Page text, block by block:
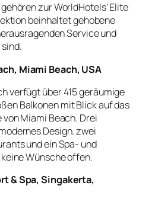
zur WorldHotels‘ Elite
beinhaltet gehobene
Service und
Miami Beach, USA
verfügt über 415 geräumige
Balkonen mit Blick auf das
Miami Beach. Drei
Design. zwei
und ein Spa- und
Wünsche offen.
& Spa, Singakerta,